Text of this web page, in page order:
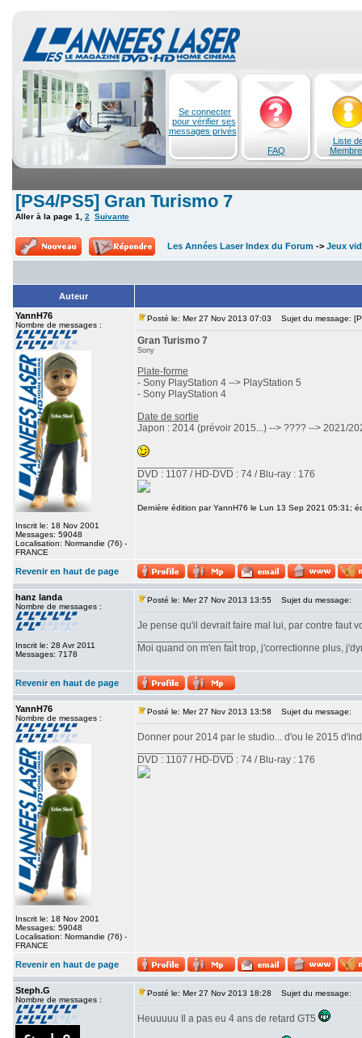
Se connecter
pour vérifier ses
messages privés
FAQ
Liste
[PS4/PS5] Gran Turismo 7
Aller à la page 1 2 Suivante
Les Années Laser Index du Forum -> Jeux
Auteur
YannH76
Nombre de messages :
Inscrit le: 18 Nov 2001
Messages: 59048
Localisation: Normandie (76) -
FRANCE
Posté le: Mer 27 Nov 2013 07:03 Sujet du message:
Gran Turismo 7
Sony
Plate-forme
- Sony PlayStation 4 --> PlayStation 5
- Sony PlayStation 4
Date de sortie
Japon : 2014 (prévoir 2015...) --> ???? --> 2021/
DVD : 1107 / HD-DVD : 74 / Blu-ray : 176
Dernière édition par YannH76 le Lun 13 Sep 2021 05:31;
Revenir en haut de page
hanz landa
Nombre de messages :
Inscrit le: 28 Avr 2011
Messages: 7178
Posté le: Mer 27 Nov 2013 13:55 Sujet du message:
Je pense qu'il devrait faire mal lui, par contre faut
Moi quand on m'en fait trop, j'correctionne plus,
Revenir en haut de page
YannH76
Nombre de messages :
Inscrit le: 18 Nov 2001
Messages: 59048
Localisation: Normandie (76) -
FRANCE
Posté le: Mer 27 Nov 2013 13:58 Sujet du message:
Donner pour 2014 par le studio... d'ou le 2015
DVD : 1107 / HD-DVD : 74 / Blu-ray : 176
Revenir en haut de page
Steph.G
Nombre de messages :
Posté le: Mer 27 Nov 2013 18:28 Sujet du message:
Heuuuuu Il a pas eu 4 ans de retard GT5